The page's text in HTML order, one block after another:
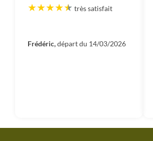
très satisfait
Frédéric,départ du 14/03/2026